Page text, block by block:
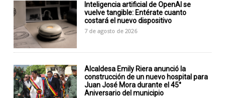
Inteligencia artificial de OpenAI se
vuelve tangible: Entérate cuanto
costará el nuevo dispositivo
7 de agosto de 2026
Alcaldesa Emily Riera anunció la
construcción de un nuevo hospital para
Juan José Mora durante el 45°
Aniversario del municipio